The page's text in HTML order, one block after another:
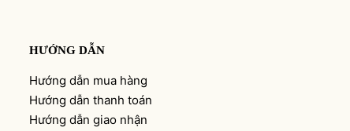
HƯỚNG DẪN
Hướng dẫn mua hàng
Hướng dẫn thanh toán
Hướng dẫn giao nhận